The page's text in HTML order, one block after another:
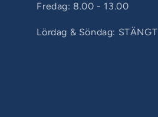
Fredag: 8.00 - 13.00
Lördag & Söndag: STÄNGT